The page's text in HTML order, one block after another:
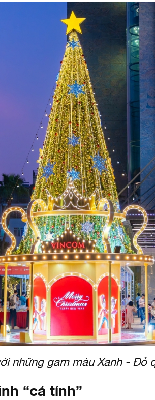
những gam màu Xanh - Đỏ
“cá tính”